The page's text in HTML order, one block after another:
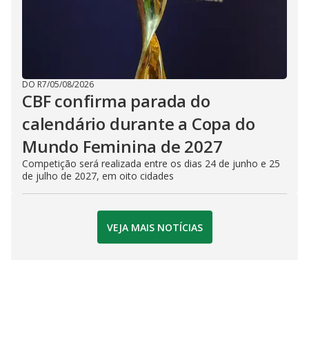
DO R7/05/08/2026
CBF confirma parada do
calendário durante a Copa do
Mundo Feminina de 2027
Competição será realizada entre os dias 24 de junho e 25
de julho de 2027, em oito cidades
VEJA MAIS NOTÍCIAS